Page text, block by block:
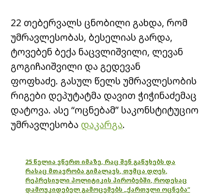
22 თებერვალს ცნობილი გახდა, რომ
უმრავლესობას, ბესელიას გარდა,
ტოვებენ ბექა ნაცვლიშვილი, ლევან
გოგიჩაიშვილი და გედევან
ფოფხაძე. გასულ წელს უმრავლესობის
რიგები დეპუტატმა დავით ჭიჭინაძემაც
დატოვა. ასე “ოცნებამ” საკონსტიტუციო
უმრავლესობა დაკარგა.
25 წელია ვწერთ იმაზე, რაც შენ გაწუხებს და
რასაც მთავრობა გიმალავს, თუმცა დღეს,
რეპრესიული პოლიტიკის პირობებში, როდესაც
დამოუკიდებელ გამოცემებს „ქართული ოცნება“